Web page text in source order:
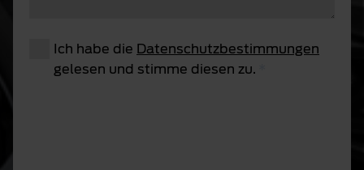
Ich habe die Datenschutzbestimmungen
gelesen und stimme diesen zu.